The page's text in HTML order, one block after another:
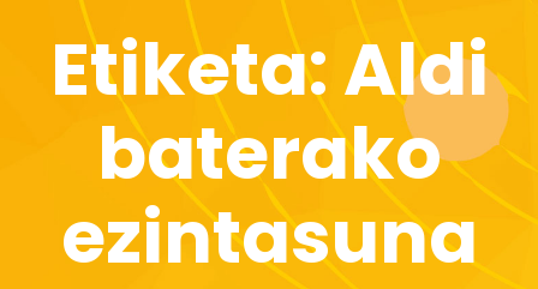
Etiketa:Aldi
baterako
ezintasuna